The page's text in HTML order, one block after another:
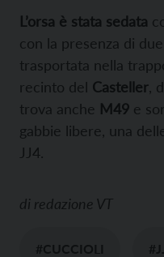
L’orsa è stata sedata
con la presenza di
trasportata nella
recinto del Casteller ,
trova anche M49 e
gabbie libere, una
JJ4.
di redazione VT
#CUCCIOLI